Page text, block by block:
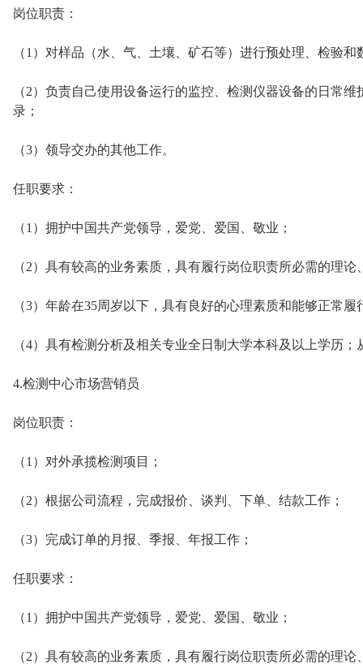
岗位职责：
（1）对样品（水、气、土壤、矿石等）进行预处理、检验和
（2）负责自己使用设备运行的监控、检测仪器设备的日常
录；
（3）领导交办的其他工作。
任职要求：
（1）拥护中国共产党领导，爱党、爱国、敬业；
（2）具有较高的业务素质，具有履行岗位职责所必需的理论
（3）年龄在35周岁以下，具有良好的心理素质和能够正常
（4）具有检测分析及相关专业全日制大学本科及以上学历
4.检测中心市场营销员
岗位职责：
（1）对外承揽检测项目；
（2）根据公司流程，完成报价、谈判、下单、结款工作；
（3）完成订单的月报、季报、年报工作；
任职要求：
（1）拥护中国共产党领导，爱党、爱国、敬业；
（2）具有较高的业务素质，具有履行岗位职责所必需的理论